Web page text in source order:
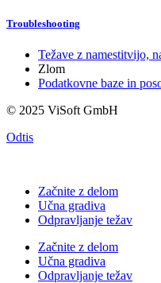
Troubleshooting
Težave z namestitvijo,
Zlom
Podatkovne baze in
© 2025 ViSoft GmbH
Odtis
Začnite z delom
Učna gradiva
Odpravljanje težav
Začnite z delom
Učna gradiva
Odpravljanje težav